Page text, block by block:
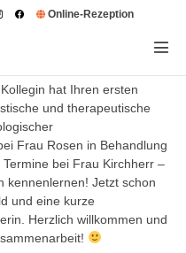
Online-Rezeption
hat Ihren ersten
und therapeutische
Frau Rosen in Behandlung
bei Frau Kirchherr –
kennenlernen! Jetzt schon
und eine kurze
Herzlich willkommen und